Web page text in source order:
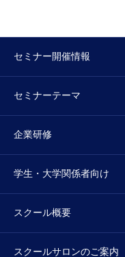
セミナー開催情報
セミナーテーマ
企業研修
学生・大学関係者向け
スクール概要
スクールサロンのご案内